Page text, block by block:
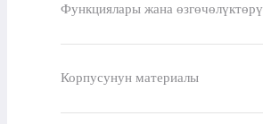
Функциялары жана өзгөчөлүктөрү
Корпусунун материалы